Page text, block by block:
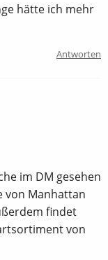
hätte ich mehr
Antworten
im DM gesehen
von Manhattan
findet
von